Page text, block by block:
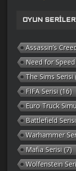
OYUN
Assassin’s
Need for
The Sims Serisi
FIFA Serisi (16)
Euro Truck
Battlefield Serisi
Warhammer
Mafia Serisi (7)
Wolfenstein